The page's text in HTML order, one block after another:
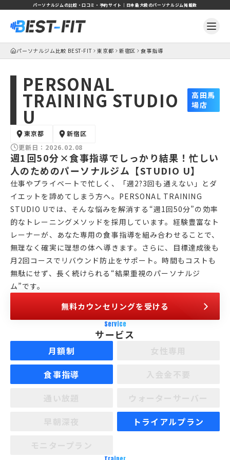
パーソナルジムの比較・口コミ・予約サイト｜日本最大級のパーソナルジム掲載数
パーソナルジム比較 BEST-FIT 東京都 新宿区 食事指導
PERSONAL
TRAINING STUDIO
U
高田馬
場店
東京都
新宿区
更新日： 2026.02.08
週1回50分×食事指導でしっかり結果！忙しい
人のためのパーソナルジム【STUDIO U】
仕事やプライベートで忙しく、「週2?3回も通えない」とダ
イエットを諦めてしまう方へ。PERSONAL TRAINING
STUDIO Uでは、そんな悩みを解消する“週1回50分”の効率
的なトレーニングメソッドを採用しています。経験豊富なト
レーナーが、あなた専用の食事指導を組み合わせることで、
無理なく確実に理想の体へ導きます。さらに、目標達成後も
月2回コースでリバウンド防止をサポート。時間もコストも
無駄にせず、長く続けられる“結果重視のパーソナルジ
ム”です。
無料カウンセリングを受ける
Service
サービス
月額制
食事指導
トライアルプラン